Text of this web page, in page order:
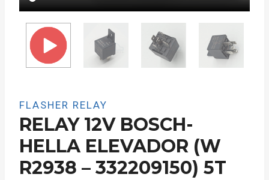
FLASHER RELAY
RELAY 12V BOSCH-
HELLA ELEVADOR (W
R2938 – 332209150) 5T